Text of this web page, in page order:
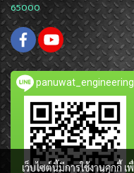
65000
panuwat_engineering
เว็บไซต์นี้มีการใช้งานคุกกี้